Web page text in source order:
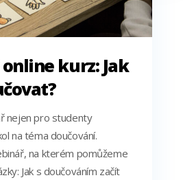
kurz: Jak
nejen pro studenty
na téma doučování.
na kterém pomůžeme
Jak s doučováním začít